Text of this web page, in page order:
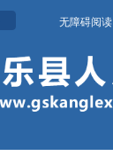
无障碍阅读